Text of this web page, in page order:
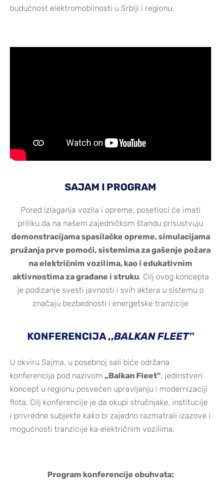
budućnost elektromobilnosti u Srbiji i regionu.
SAJAM I PROGRAM
Pored izlaganja vozila i opreme, posetioci će imati
priliku da na našem zajedničkom štandu prisustvuju
demonstracijama spasilačke opreme, simulacijama
pružanja prve pomoći, sistemima za gašenje požara
na električnim vozilima, kao i edukativnim
aktivnostima za građane i struku. Cilj ovog koncepta
je podizanje svesti javnosti i svih aktera u sistemu o
značaju bezbednosti i energetske tranzicije
KONFERENCIJA ,,BALKAN FLEET''
U okviru Sajma, u posebnoj sali biće održana
konferencija pod nazivom „Balkan Fleet“, jedinstven
koncept u regionu posvećen upravljanju i modernizaciji
flota. Cilj konferencije je da okupi stručnjake, institucije
i privredne subjekte kako bi zajedno razmatrali izazove i
mogućnosti tranzicije ka električnim vozilima.
Program konferencije obuhvata: